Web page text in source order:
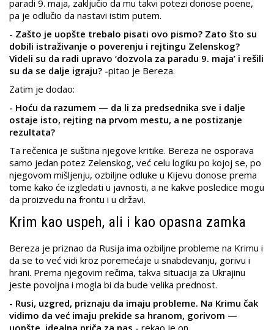
paradi 9. maja, zaključio da mu takvi potezi donose poene,
pa je odlučio da nastavi istim putem.
- Zašto je uopšte trebalo pisati ovo pismo? Zato što su
dobili istraživanje o poverenju i rejtingu Zelenskog?
Videli su da radi upravo ‘dozvola za paradu 9. maja’ i rešili
su da se dalje igraju? -pitao je Bereza.
Zatim je dodao:
- Hoću da razumem — da li za predsednika sve i dalje
ostaje isto, rejting na prvom mestu, a ne postizanje
rezultata?
Ta rečenica je suština njegove kritike. Bereza ne osporava
samo jedan potez Zelenskog, već celu logiku po kojoj se, po
njegovom mišljenju, ozbiljne odluke u Kijevu donose prema
tome kako će izgledati u javnosti, a ne kakve posledice mogu
da proizvedu na frontu i u državi.
Krim kao uspeh, ali i kao opasna zamka
Bereza je priznao da Rusija ima ozbiljne probleme na Krimu i
da se to već vidi kroz poremećaje u snabdevanju, gorivu i
hrani. Prema njegovim rečima, takva situacija za Ukrajinu
jeste povoljna i mogla bi da bude velika prednost.
- Rusi, uzgred, priznaju da imaju probleme. Na Krimu čak
vidimo da već imaju prekide sa hranom, gorivom —